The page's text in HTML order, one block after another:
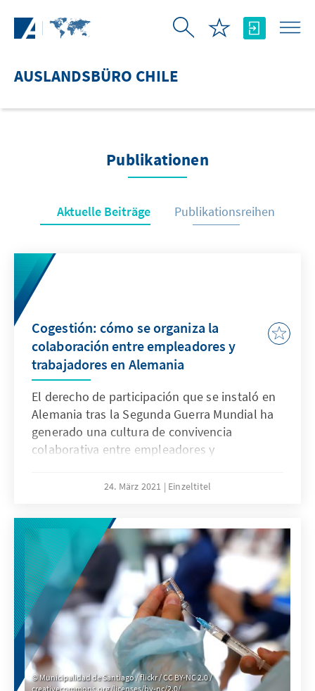
AUSLANDSBÜRO CHILE
Publikationen
Aktuelle Beiträge Publikationsreihen
Cogestión: cómo se organiza la
colaboración entre empleadores y
trabajadores en Alemania
El derecho de participación que se instaló en
Alemania tras la Segunda Guerra Mundial ha
generado una cultura de convivencia
colaborativa entre empleadores y
mayoría de los conflictos de intereses se
social.
24. März 2021 Einzeltitel
Municipalidad de Santiago / flickr / CC BY-NC 2.0 /
creativecommons.org/licenses/by-nc/2.0/